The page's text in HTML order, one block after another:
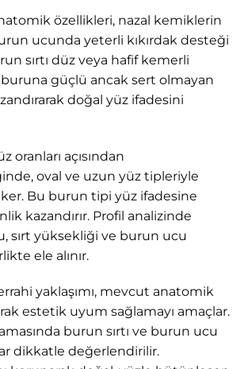
özellikleri, nazal kemiklerin
ucunda yeterli kıkırdak desteği
sırtı düz veya hafif kemerli
buruna güçlü ancak sert olmayan
doğal yüz ifadesini
oranları açısından
oval ve uzun yüz tipleriyle
Bu burun tipi yüz ifadesine
kazandırır. Profil analizinde
sırt yüksekliği ve burun ucu
ele alınır.
yaklaşımı, mevcut anatomik
estetik uyum sağlamayı amaçlar.
burun sırtı ve burun ucu
dikkatle değerlendirilir.